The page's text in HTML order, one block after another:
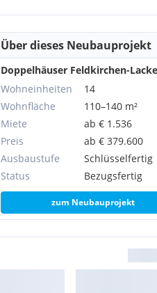
Über dieses Neubauprojekt
Doppelhäuser Feldkirchen-
Wohneinheiten
14
Wohnfläche
110–140 m²
Miete
ab € 1.536
Preis
ab € 379.600
Ausbaustufe
Schlüsselfertig
Status
Bezugsfertig
zum Neubauprojekt